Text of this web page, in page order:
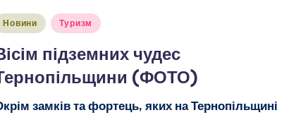
Новини Туризм
підземних чудес
(ФОТО)
замків та фортець, яких на Тернопільщині